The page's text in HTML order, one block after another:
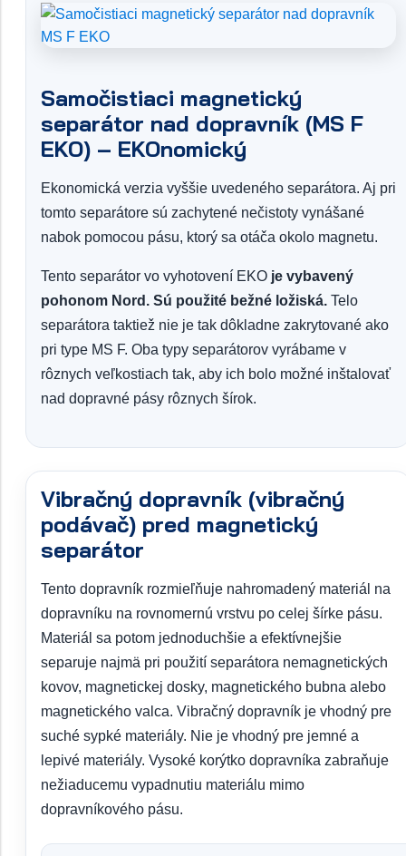
Samočistiaci magnetický
separátor nad dopravník (MS F
EKO) – EKOnomický
Ekonomická verzia vyššie uvedeného separátora. Aj pri
tomto separátore sú zachytené nečistoty vynášané
nabok pomocou pásu, ktorý sa otáča okolo magnetu.
Tento separátor vo vyhotovení EKO je vybavený
pohonom Nord. Sú použité bežné ložiská. Telo
separátora taktiež nie je tak dôkladne zakrytované ako
pri type MS F. Oba typy separátorov vyrábame v
rôznych veľkostiach tak, aby ich bolo možné inštalovať
nad dopravné pásy rôznych šírok.
Vibračný dopravník (vibračný
podávač) pred magnetický
separátor
Tento dopravník rozmieľňuje nahromadený materiál na
dopravníku na rovnomernú vrstvu po celej šírke pásu.
Materiál sa potom jednoduchšie a efektívnejšie
separuje najmä pri použití separátora nemagnetických
kovov, magnetickej dosky, magnetického bubna alebo
magnetického valca. Vibračný dopravník je vhodný pre
suché sypké materiály. Nie je vhodný pre jemné a
lepivé materiály. Vysoké korýtko dopravníka zabraňuje
nežiaducemu vypadnutiu materiálu mimo
dopravníkového pásu.